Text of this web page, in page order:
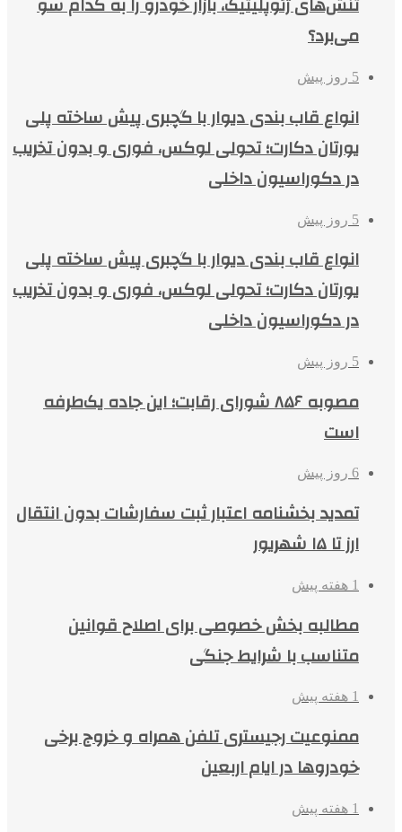
می‌برد؟
5 روز پیش
انواع قاب بندی دیوار با گچبری پیش ساخته پلی
یورتان دکارت؛ تحولی لوکس، فوری و بدون تخریب
در دکوراسیون داخلی
5 روز پیش
انواع قاب بندی دیوار با گچبری پیش ساخته پلی
یورتان دکارت؛ تحولی لوکس، فوری و بدون تخریب
در دکوراسیون داخلی
5 روز پیش
مصوبه ۸۵۶ شورای رقابت؛ این جاده یک‌طرفه
است
6 روز پیش
تمدید بخشنامه اعتبار ثبت سفارشات بدون انتقال
ارز تا ۱۵ شهریور
1 هفته پیش
مطالبه بخش خصوصی برای اصلاح قوانین
متناسب با شرایط جنگی
1 هفته پیش
ممنوعیت رجیستری تلفن همراه و خروج برخی
خودروها در ایام اربعین
1 هفته پیش